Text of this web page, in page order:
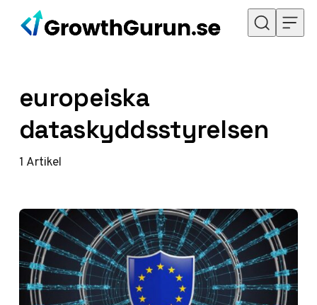
Hoppa till innehåll
europeiska
dataskyddsstyrelsen
1 Artikel